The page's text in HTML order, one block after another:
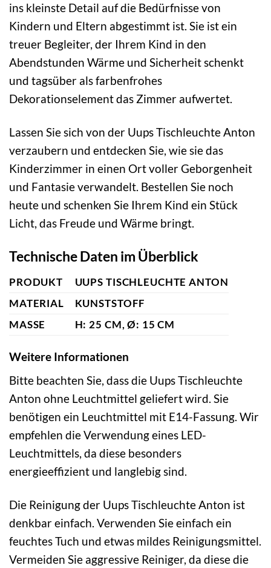
ins kleinste Detail auf die Bedürfnisse von
Kindern und Eltern abgestimmt ist. Sie ist ein
treuer Begleiter, der Ihrem Kind in den
Abendstunden Wärme und Sicherheit schenkt
und tagsüber als farbenfrohes
Dekorationselement das Zimmer aufwertet.
Lassen Sie sich von der Uups Tischleuchte Anton
verzaubern und entdecken Sie, wie sie das
Kinderzimmer in einen Ort voller Geborgenheit
und Fantasie verwandelt. Bestellen Sie noch
heute und schenken Sie Ihrem Kind ein Stück
Licht, das Freude und Wärme bringt.
Technische Daten im Überblick
PRODUKT
UUPS TISCHLEUCHTE ANTON
MATERIAL
KUNSTSTOFF
MASSE
H: 25 CM, Ø: 15 CM
Weitere Informationen
Bitte beachten Sie, dass die Uups Tischleuchte
Anton ohne Leuchtmittel geliefert wird. Sie
benötigen ein Leuchtmittel mit E14-Fassung. Wir
empfehlen die Verwendung eines LED-
Leuchtmittels, da diese besonders
energieeffizient und langlebig sind.
Die Reinigung der Uups Tischleuchte Anton ist
denkbar einfach. Verwenden Sie einfach ein
feuchtes Tuch und etwas mildes Reinigungsmittel.
Vermeiden Sie aggressive Reiniger, da diese die